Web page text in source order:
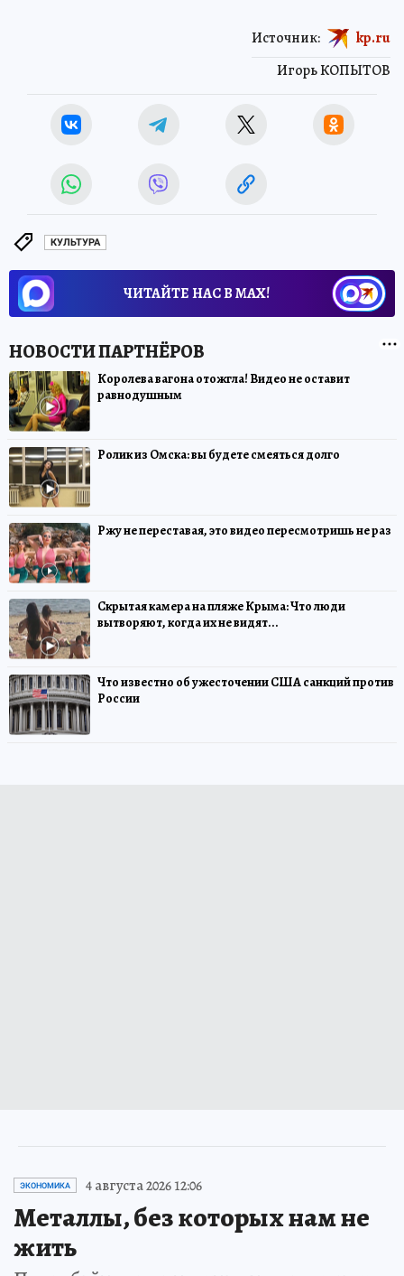
Игорь КОПЫТОВ
Источник: kp.ru
КУЛЬТУРА
ЧИТАЙТЕ НАС В МАХ!
Королева вагона отожгла! Видео не оставит
равнодушным
Ролик из Омска: вы будете смеяться долго
Ржу не переставая, это видео пересмотришь не раз
Скрытая камера на пляже Крыма: Что люди
вытворяют, когда их не видят...
Что известно об ужесточении США санкций против
России
ЭКОНОМИКА 4 августа 2026 12:06
Металлы, без которых нам не
жить